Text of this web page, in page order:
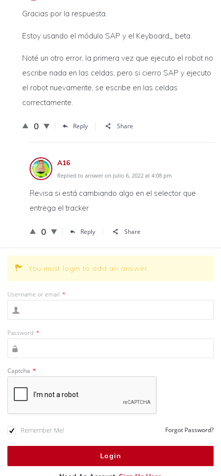
Gracias por la respuesta.
Estoy usando el módulo SAP y el Keyboard_ beta.
Noté un otro error, la primera vez que ejecuto el robot no
escribe nada en las celdas, pero si cierro SAP y ejecuto
el robot nuevamente, se escribe en las celdas
correctamente.
0 Reply Share
A16
Replied to answer on Julio 6, 2022 at 4:08 pm
Revisa si está cambiando algo en el selector que
entrega el tracker
0 Reply Share
You must login to add an answer.
Username or email *
Password *
Captcha *
Remember Me! Forgot Password?